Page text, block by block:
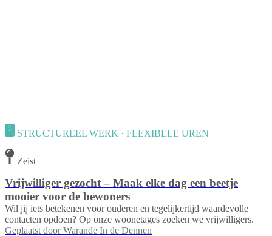
STRUCTUREEL WERK · FLEXIBELE UREN
Zeist
Vrijwilliger gezocht – Maak elke dag een beetje
mooier voor de bewoners
Wil jij iets betekenen voor ouderen en tegelijkertijd waardevolle
contacten opdoen? Op onze woonetages zoeken we vrijwilligers.
Geplaatst door Warande In de Dennen